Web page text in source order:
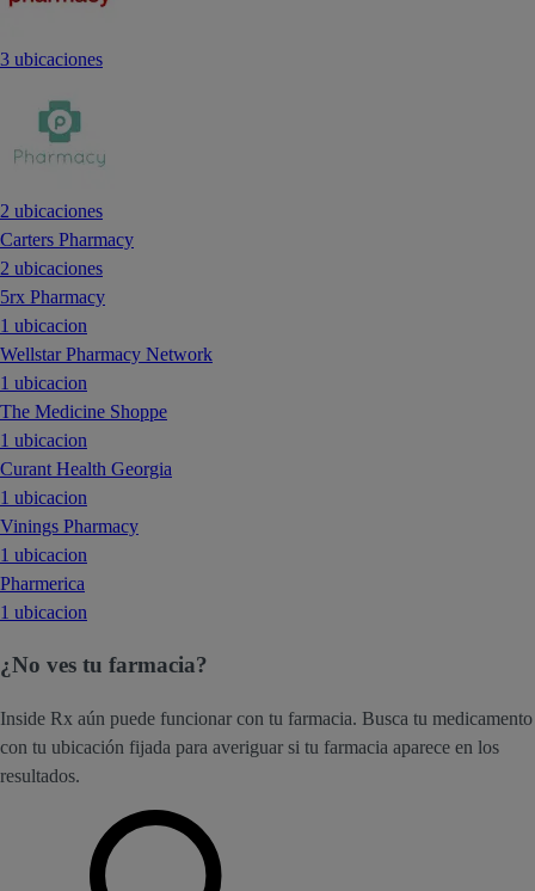
3 ubicaciones
2 ubicaciones
Carters Pharmacy
2 ubicaciones
5rx Pharmacy
1 ubicacion
Wellstar Pharmacy Network
1 ubicacion
The Medicine Shoppe
1 ubicacion
Curant Health Georgia
1 ubicacion
Vinings Pharmacy
1 ubicacion
Pharmerica
1 ubicacion
¿No ves tu farmacia?
Inside Rx aún puede funcionar con tu farmacia. Busca tu medicamento
con tu ubicación fijada para averiguar si tu farmacia aparece en los
resultados.